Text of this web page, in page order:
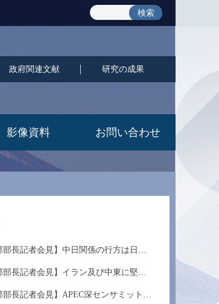
検索
政府関連文献 研究の成果
影像資料 お問い合わせ
【王毅外交部部長記者会見】中日関係の行方は日本...
【王毅外交部部長記者会見】イラン及び中東に堅持...
【王毅外交部部長記者会見】APEC深センサミットを...